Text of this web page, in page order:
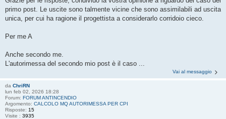
primo post. Le uscite sono talmente vicine che sono assimilabili ad uscita
unica, per cui ha ragione il progettista a considerarlo corridoio cieco.
Per me A
Anche secondo me.
L'autorimessa del secondo mio post è il caso ...
Vai al messaggio
da ChriRN
lun feb 02, 2026 18:28
Forum: FORUM ANTINCENDIO
Argomento: CALCOLO MQ AUTORIMESSA PER CPI
Risposte: 15
Visite : 3935